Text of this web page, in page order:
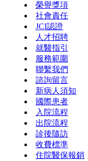
榮譽獎項
社會責任
JCI認證
人才招聘
就醫指引
服務範圍
聯繫我們
諮詢留言
新病人須知
國際患者
入院流程
出院流程
診後隨訪
收費標準
住院醫保報銷